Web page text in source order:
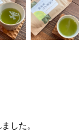
した。